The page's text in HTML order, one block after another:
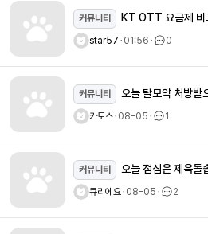
커뮤니티 KT OTT 요금제 비
star57ㆍ01:56ㆍ 0
커뮤니티 오늘 탈모약 처방받
카토스ㆍ08-05ㆍ 1
커뮤니티 오늘 점심은 제육돌
큐리에요ㆍ08-05ㆍ 2